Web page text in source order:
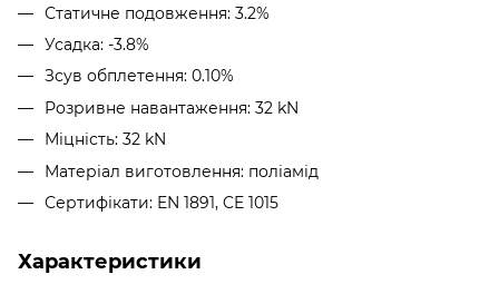
Статичне подовження: 3.2%
Усадка: -3.8%
Зсув обплетення: 0.10%
Розривне навантаження: 32 kN
Міцність: 32 kN
Матеріал виготовлення: поліамід
Сертифікати: EN 1891, CE 1015
Характеристики